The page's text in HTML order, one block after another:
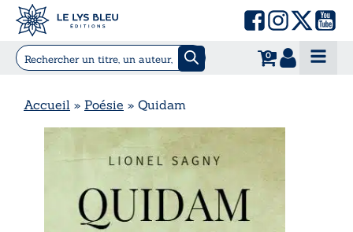
0
Accueil » Poésie » Quidam